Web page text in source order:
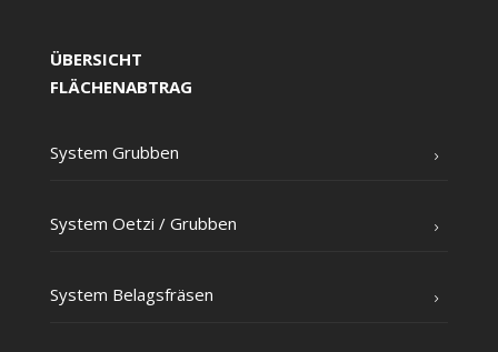
ÜBERSICHT
FLÄCHENABTRAG
Sys­tem Grubben
Sys­tem Oet­zi /​ Grub­ben
Sys­tem Belagsfräsen